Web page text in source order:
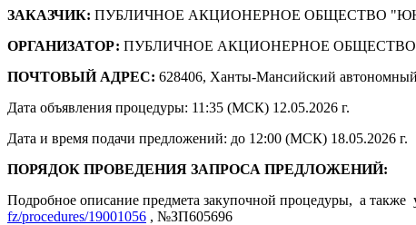
ЗАКАЗЧИК: ПУБЛИЧНОЕ АКЦИОНЕРНОЕ ОБЩЕСТВО
ОРГАНИЗАТОР: ПУБЛИЧНОЕ АКЦИОНЕРНОЕ
ПОЧТОВЫЙ АДРЕС: 628406, Ханты-Мансийский
Дата объявления процедуры: 11:35 (МСК) 12.05.2026 г.
Дата и время подачи предложений: до 12:00 (МСК) 18.05.2026 г.
ПОРЯДОК ПРОВЕДЕНИЯ ЗАПРОСА ПРЕДЛОЖЕНИЙ:
Подробное описание предмета закупочной процедуры, а также
fz/procedures/19001056 , №ЗП605696